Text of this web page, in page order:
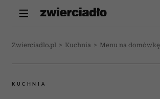
Zwierciadlo.pl > Kuchnia > Menu na domówkę
KUCHNIA